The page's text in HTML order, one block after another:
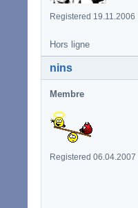
Registered 19.11.2006
Hors ligne
nins
Membre
Registered 06.04.2007